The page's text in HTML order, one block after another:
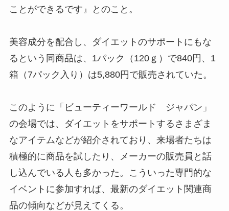
ことができるです』とのこと。
美容成分を配合し、ダイエットのサポートにもな
るという同商品は、1パック（120ｇ）で840円、1
箱（7パック入り）は5,880円で販売されていた。
このように「ビューティーワールド ジャパン」
の会場では、ダイエットをサポートするさまざま
なアイテムなどが紹介されており、来場者たちは
積極的に商品を試したり、メーカーの販売員と話
し込んでいる人も多かった。こういった専門的な
イベントに参加すれば、最新のダイエット関連商
品の傾向などが見えてくる。